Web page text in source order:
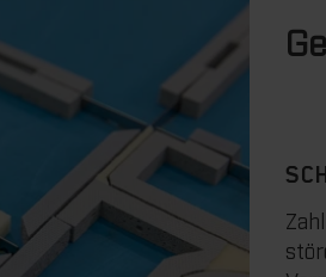
THERMOFORMEN
THERMOFORMEN
AUSBILDUNG
STUDIUM
BENEFITS